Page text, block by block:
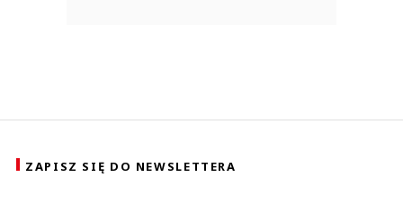
ZAPISZ SIĘ DO NEWSLETTERA